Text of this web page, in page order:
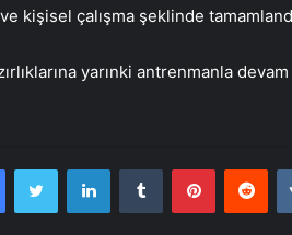
kişisel çalışma şeklinde
yarınki antrenmanla
FacebookTwitter LinkedInTumblr Pinterest